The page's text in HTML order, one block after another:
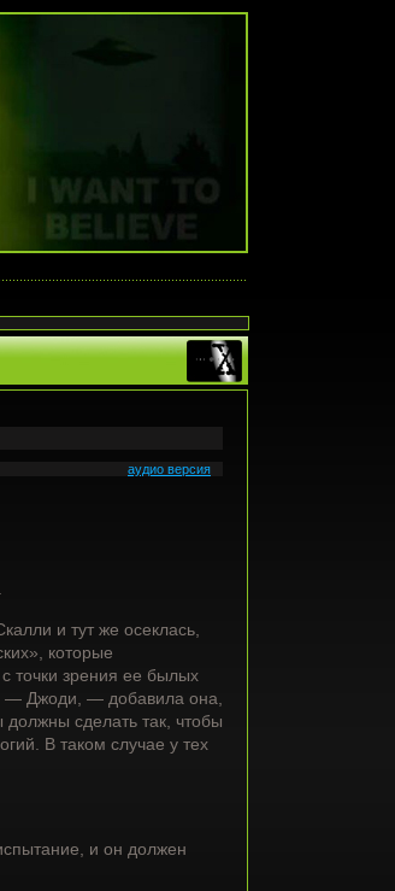
аудио версия
и тут же осеклась,
которые
точки зрения ее былых
— Джоди, — добавила она,
сделать так, чтобы
В таком случае у тех
и он должен